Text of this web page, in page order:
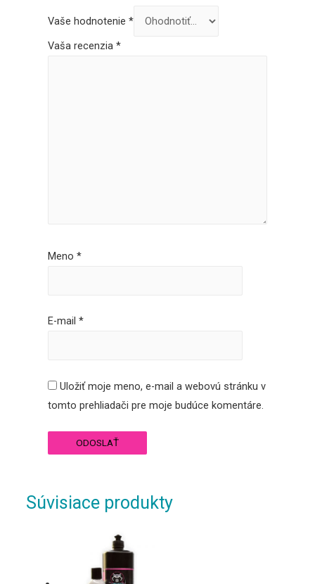
Vaše hodnotenie*
Vaša recenzia*
Meno*
E-mail*
Uložiť moje meno, e-mail a webovú stránku v
tomto prehliadači pre moje budúce komentáre.
Súvisiace produkty